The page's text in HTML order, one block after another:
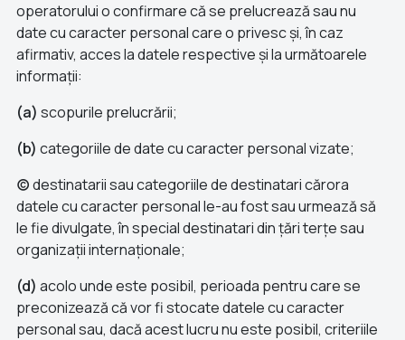
operatorului o confirmare că se prelucrează sau nu
date cu caracter personal care o privesc și, în caz
afirmativ, acces la datele respective și la următoarele
informații:
(a) scopurile prelucrării;
(b) categoriile de date cu caracter personal vizate;
(c)destinatarii sau categoriile de destinatari cărora
datele cu caracter personal le-au fost sau urmează să
le fie divulgate, în special destinatari din țări terțe sau
organizații internaționale;
(d) acolo unde este posibil, perioada pentru care se
preconizează că vor fi stocate datele cu caracter
personal sau, dacă acest lucru nu este posibil, criteriile